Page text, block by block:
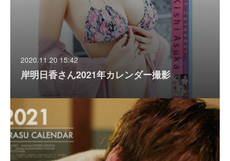
2020.11.20 15:42
岸明日香さん2021年カレンダー撮影